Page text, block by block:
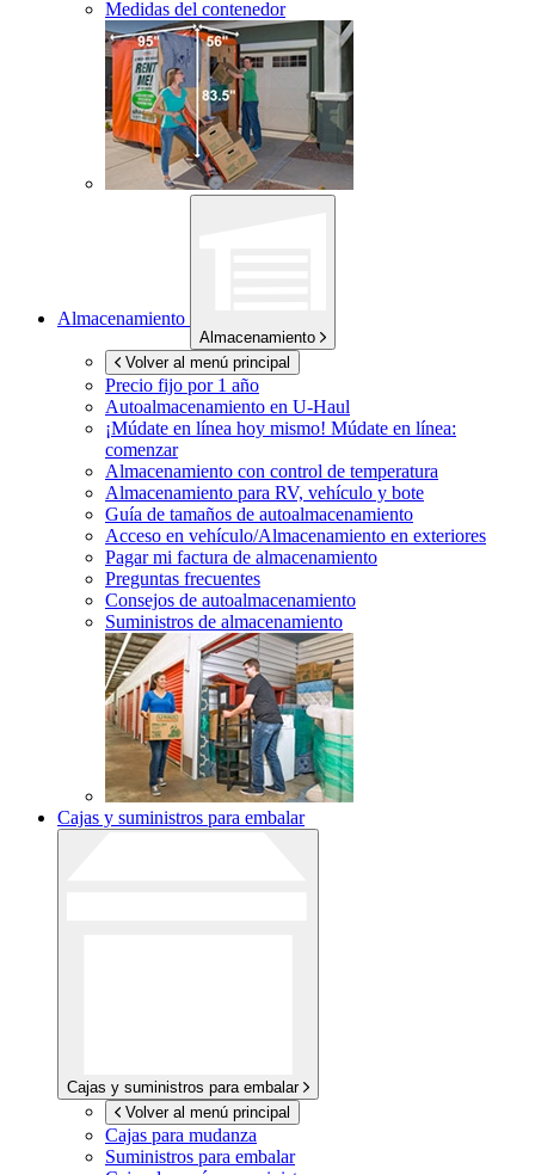
Medidas del contenedor
Almacenamiento
Almacenamiento
Volver al menú principal
Precio fijo por 1 año
Autoalmacenamiento en U-Haul
¡Múdate en línea hoy mismo! Múdate en línea:
comenzar
Almacenamiento con control de temperatura
Almacenamiento para RV, vehículo y bote
Guía de tamaños de autoalmacenamiento
Acceso en vehículo/Almacenamiento en exteriores
Pagar mi factura de almacenamiento
Preguntas frecuentes
Consejos de autoalmacenamiento
Suministros de almacenamiento
Cajas y suministros para embalar
Cajas y suministros para embalar
Volver al menú principal
Cajas para mudanza
Suministros para embalar